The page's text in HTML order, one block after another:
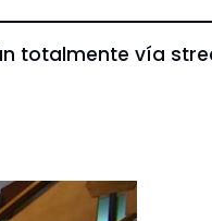
totalmente vía